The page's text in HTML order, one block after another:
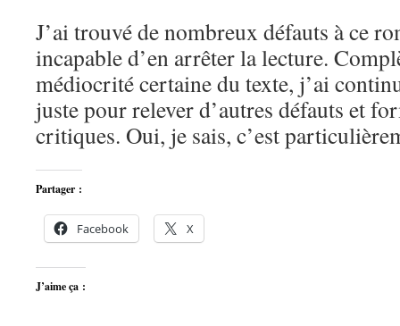
J’ai trouvé de nombreux défauts à ce
incapable d’en arrêter la lecture.
médiocrité certaine du texte, j’ai
juste pour relever d’autres défauts et
critiques. Oui, je sais, c’est
Partager :
Facebook X
J’aime ça :